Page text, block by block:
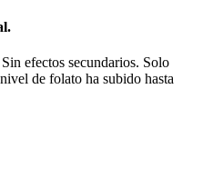
efectos secundarios. Solo
de folato ha subido hasta